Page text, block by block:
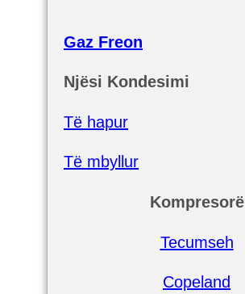
Gaz Freon
Njësi Kondesimi
Të hapur
Të mbyllur
Kompresorë
Tecumseh
Copeland